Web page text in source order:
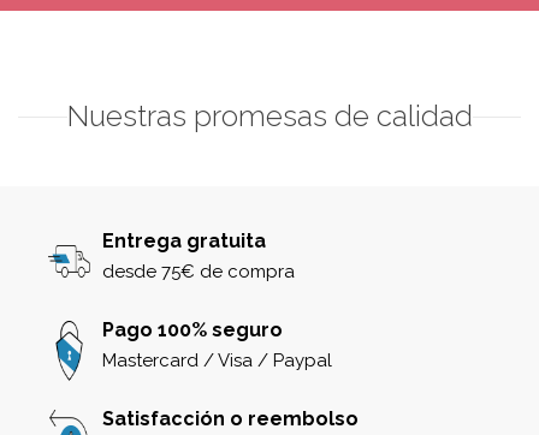
Nuestras promesas de calidad
Entrega gratuita
desde 75€ de compra
Pago 100% seguro
Mastercard / Visa / Paypal
Satisfacción o reembolso